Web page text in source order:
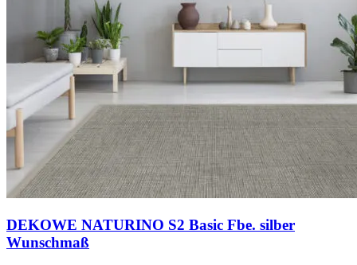
DEKOWE NATURINO S2 Basic Fbe. silber
Wunschmaß